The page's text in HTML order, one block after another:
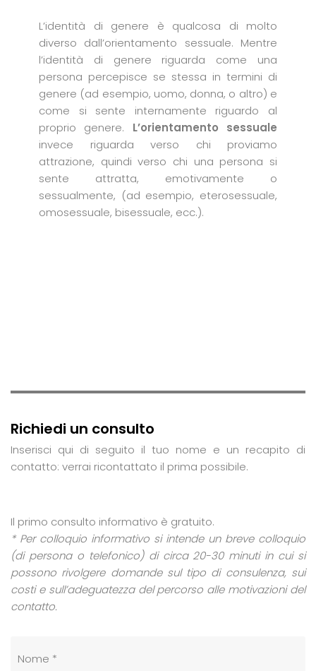
L’identità di genere è qualcosa di molto
diverso dall’orientamento sessuale. Mentre
l’identità di genere riguarda come una
persona percepisce se stessa in termini di
genere (ad esempio, uomo, donna, o altro) e
come si sente internamente riguardo al
proprio genere. L’orientamento sessuale
invece riguarda verso chi proviamo
attrazione, quindi verso chi una persona si
sente attratta, emotivamente o
sessualmente, (ad esempio, eterosessuale,
omosessuale, bisessuale, ecc.).
Richiedi un consulto
Inserisci qui di seguito il tuo nome e un recapito di
contatto: verrai ricontattato il prima possibile.
Il primo consulto informativo è gratuito.
* Per colloquio informativo si intende un breve colloquio
(di persona o telefonico) di circa 20-30 minuti in cui si
possono rivolgere domande sul tipo di consulenza, sui
costi e sull’adeguatezza del percorso alle motivazioni del
contatto.